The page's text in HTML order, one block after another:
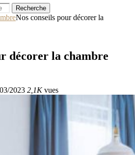
Recherche
Nos conseils pour décorer la
décorer la chambre
2023 2,1Kvues